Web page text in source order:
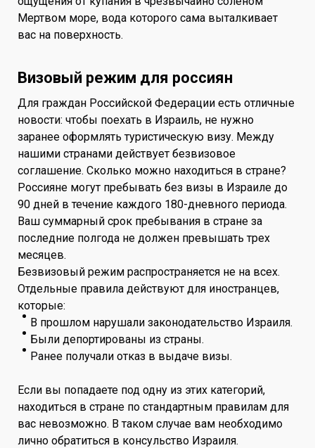
Мертвом море, вода которого сама выталкивает
вас на поверхность.
Визовый режим для россиян
Для граждан Российской Федерации есть отличные
новости: чтобы поехать в Израиль, не нужно
заранее оформлять туристическую визу. Между
нашими странами действует безвизовое
соглашение. Сколько можно находиться в стране?
Россияне могут пребывать без визы в Израиле до
90 дней в течение каждого 180-дневного периода.
Ваш суммарный срок пребывания в стране за
последние полгода не должен превышать трех
месяцев.
Безвизовый режим распространяется не на всех.
Отдельные правила действуют для иностранцев,
которые:
В прошлом нарушали законодательство Израиля.
Были депортированы из страны.
Ранее получали отказ в выдаче визы.
Если вы попадаете под одну из этих категорий,
находиться в стране по стандартным правилам для
вас невозможно. В таком случае вам необходимо
лично обратиться в консульство Израиля.